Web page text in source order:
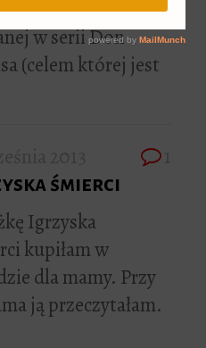
delicti,
w serii Don
(celem której jest
śmierci
Igrzyska
kupiłam w
dla mamy. Przy
ją przeczytałam.